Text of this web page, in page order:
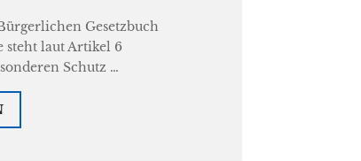
Gesetzbuch
steht laut Artikel 6
Schutz …